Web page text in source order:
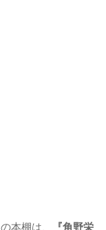
の本棚は、
『角野栄